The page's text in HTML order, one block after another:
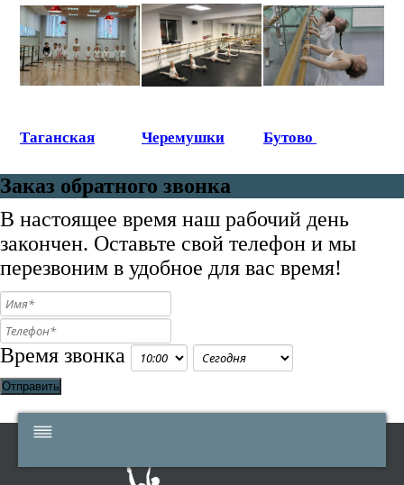
Таганская Черемушки Бутово
Заказ обратного звонка
В настоящее время наш рабочий день
закончен. Оставьте свой телефон и мы
перезвоним в удобное для вас время!
Время звонка
Отправить